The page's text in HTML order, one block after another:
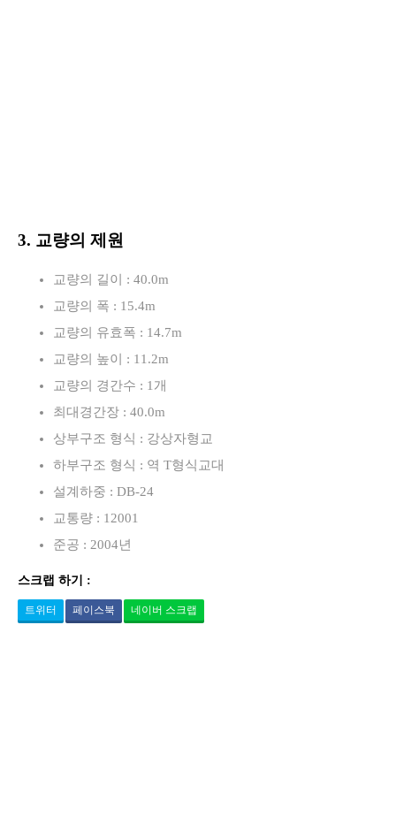
3. 교량의 제원
교량의 길이 : 40.0m
교량의 폭 : 15.4m
교량의 유효폭 : 14.7m
교량의 높이 : 11.2m
교량의 경간수 : 1개
최대경간장 : 40.0m
상부구조 형식 : 강상자형교
하부구조 형식 : 역 T형식교대
설계하중 : DB-24
교통량 : 12001
준공 : 2004년
스크랩 하기 :
트위터 페이스북 네이버 스크랩